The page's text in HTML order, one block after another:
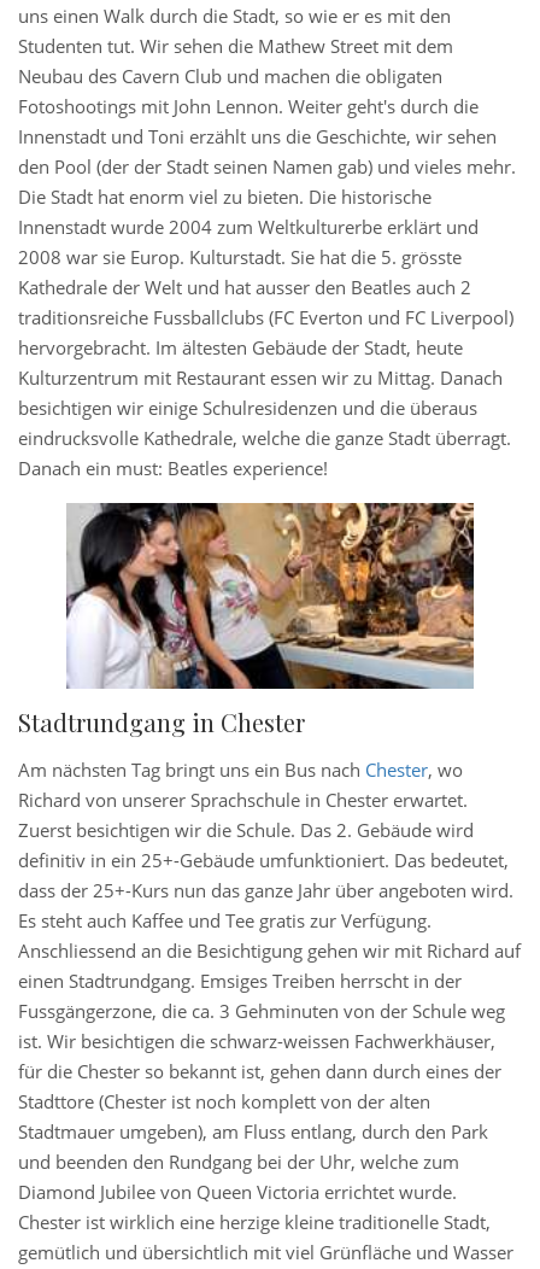
uns einen Walk durch die Stadt, so wie er es mit den
Studenten tut. Wir sehen die Mathew Street mit dem
Neubau des Cavern Club und machen die obligaten
Fotoshootings mit John Lennon. Weiter geht's durch die
Innenstadt und Toni erzählt uns die Geschichte, wir sehen
den Pool (der der Stadt seinen Namen gab) und vieles mehr.
Die Stadt hat enorm viel zu bieten. Die historische
Innenstadt wurde 2004 zum Weltkulturerbe erklärt und
2008 war sie Europ. Kulturstadt. Sie hat die 5. grösste
Kathedrale der Welt und hat ausser den Beatles auch 2
traditionsreiche Fussballclubs (FC Everton und FC Liverpool)
hervorgebracht. Im ältesten Gebäude der Stadt, heute
Kulturzentrum mit Restaurant essen wir zu Mittag. Danach
besichtigen wir einige Schulresidenzen und die überaus
eindrucksvolle Kathedrale, welche die ganze Stadt überragt.
Danach ein must: Beatles experience!
Stadtrundgang in Chester
Am nächsten Tag bringt uns ein Bus nach Chester, wo
Richard von unserer Sprachschule in Chester erwartet.
Zuerst besichtigen wir die Schule. Das 2. Gebäude wird
definitiv in ein 25+-Gebäude umfunktioniert. Das bedeutet,
dass der 25+-Kurs nun das ganze Jahr über angeboten wird.
Es steht auch Kaffee und Tee gratis zur Verfügung.
Anschliessend an die Besichtigung gehen wir mit Richard auf
einen Stadtrundgang. Emsiges Treiben herrscht in der
Fussgängerzone, die ca. 3 Gehminuten von der Schule weg
ist. Wir besichtigen die schwarz-weissen Fachwerkhäuser,
für die Chester so bekannt ist, gehen dann durch eines der
Stadttore (Chester ist noch komplett von der alten
Stadtmauer umgeben), am Fluss entlang, durch den Park
und beenden den Rundgang bei der Uhr, welche zum
Diamond Jubilee von Queen Victoria errichtet wurde.
Chester ist wirklich eine herzige kleine traditionelle Stadt,
gemütlich und übersichtlich mit viel Grünfläche und Wasser